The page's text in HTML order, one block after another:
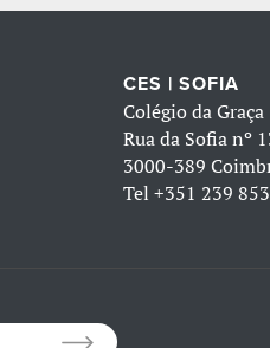
CES | SOFIA
Colégio da Graça
Rua da Sofia nº
3000-389
Tel +351 239